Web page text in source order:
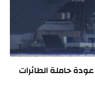
حاملة الطائرات